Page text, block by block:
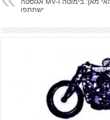
ישתתפו